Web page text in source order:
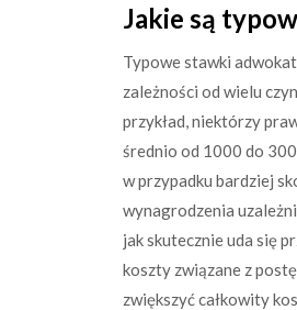
Jakie są
Typowe stawki
zależności od wielu
przykład, niektórzy
średnio od 1000 do
w przypadku bardziej
wynagrodzenia
jak skutecznie uda się
koszty związane z
zwiększyć całkowity